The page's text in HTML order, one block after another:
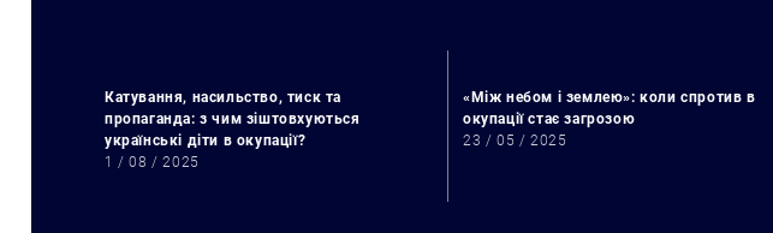
Катування, насильство, тиск та
пропаганда: з чим зіштовхуються
українські діти в окупації?
1 / 08 / 2025
«Між небом і землею»: коли спротив в
окупації стає загрозою
23 / 05 / 2025